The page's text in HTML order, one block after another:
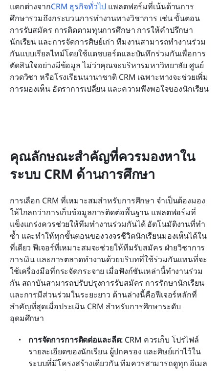
แตกต่างจากCRM ธุรกิจทั่วไป แพลตฟอร์มที่เน้นด้านการ
ศึกษารวมถึงกระบวนการทำงานทางวิชาการ เช่น ขั้นตอน
การรับสมัคร การติดตามทุนการศึกษา การให้คำปรึกษา
นักเรียน และการจัดการศิษย์เก่า ทีมงานสามารถทำงานร่วม
กันแบบเรียลไทม์โดยใช้แดชบอร์ดและบันทึกร่วมกันเพื่อการ
ตัดสินใจอย่างมีข้อมูล ไม่ว่าคุณจะบริหารมหาวิทยาลัย ศูนย์
กวดวิชา หรือโรงเรียนนานาชาติ CRM เฉพาะทางจะช่วยเพิ่ม
การมองเห็น อัตราการเปลี่ยน และความพึงพอใจของนักเรียน
คุณลักษณะสำคัญที่ควรมองหาใน
ระบบ CRM ด้านการศึกษา
การเลือก CRM ที่เหมาะสมสำหรับการศึกษา จำเป็นต้องมอง
ให้ไกลกว่าการเก็บข้อมูลการติดต่อพื้นฐาน แพลตฟอร์มที่
แข็งแกร่งควรช่วยให้ทีมทำงานร่วมกันได้ อัตโนมัติงานที่ทำ
ซ้ำ และทำให้ทุกขั้นตอนของวงจรชีวิตนักเรียนมองเห็นได้ใน
ที่เดียว ฟีเจอร์ที่เหมาะสมจะช่วยให้ทีมรับสมัคร ฝ่ายวิชาการ
การเงิน และการตลาดทำงานด้วยบริบทที่ใช้ร่วมกันแทนที่จะ
ใช้เครื่องมือที่กระจัดกระจาย เมื่อฟังก์ชันเหล่านี้ทำงานร่วม
กัน สถาบันสามารถปรับปรุงการรับสมัคร การรักษานักเรียน
และการมีส่วนร่วมในระยะยาว ด้านล่างนี้คือฟีเจอร์หลักที่
สำคัญที่สุดเมื่อประเมิน CRM สำหรับการศึกษาระดับ
อุดมศึกษา
การจัดการการติดต่อและลีด: CRM ควรเก็บ โปรไฟล์
รายละเอียดของนักเรียน ผู้ปกครอง และศิษย์เก่าไว้ใน
ระบบที่มีโครงสร้างเดียวกัน ทีมควรสามารถดูทุก อีเมล